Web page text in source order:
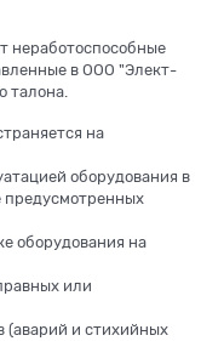
неработоспособные
в ООО "Элект-
талона.
на
оборудования в
предусмотренных
оборудования на
или
(аварий и стихийных